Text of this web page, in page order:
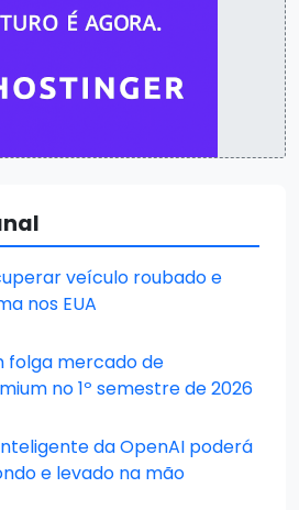
veículo roubado e
nos EUA
folga mercado de
no 1º semestre de 2026
da OpenAI poderá
e levado na mão